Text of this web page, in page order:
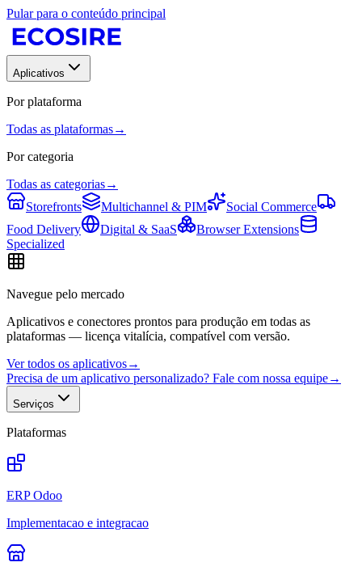
Pular para o conteúdo principal
Aplicativos
Por plataforma
Todas as plataformas→
Por categoria
Todas as categorias→
Storefronts
Multichannel & PIM
Social Commerce
Food Delivery
Digital & SaaS
Browser Extensions
Specialized
Navegue pelo mercado
Aplicativos e conectores prontos para produção em todas as
plataformas — licença vitalícia, compatível com versão.
Ver todos os aplicativos→
Precisa de um aplicativo personalizado? Fale com nossa equipe→
Serviços
Plataformas
ERP Odoo
Implementacao e integracao